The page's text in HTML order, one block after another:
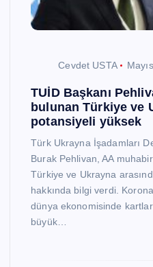
Cevdet USTA
TUİD Başkanı
bulunan Türkiye ve
potansiyeli yüksek
Türk Ukrayna İşadamları
Burak Pehlivan, AA
Türkiye ve Ukrayna
hakkında bilgi verdi.
dünya ekonomisinde
büyük…